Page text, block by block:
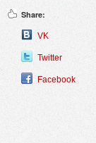
Share:
VK
Twitter
Facebook